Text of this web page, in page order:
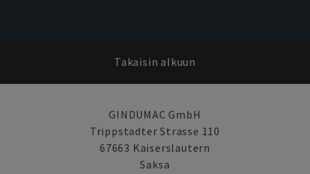
Takaisin alkuun
GINDUMAC GmbH
Trippstadter Strasse 110
67663 Kaiserslautern
Saksa